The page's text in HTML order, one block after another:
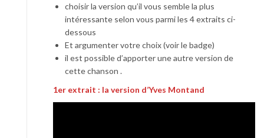
choisir la version qu’il vous semble la plus
intéressante selon vous parmi les 4 extraits ci-
dessous
Et argumenter votre choix (voir le badge)
il est possible d’apporter une autre version de
cette chanson .
1er extrait : la version d’Yves Montand